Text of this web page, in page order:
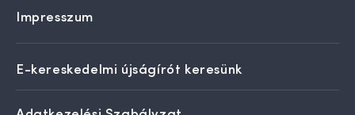
Impresszum
E-kereskedelmi újságírót keresünk